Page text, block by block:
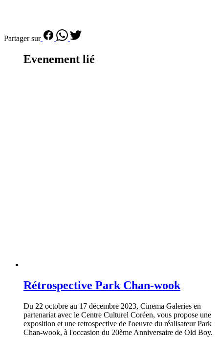
Partager sur
Evenement lié
Rétrospective Park Chan-wook
Du 22 octobre au 17 décembre 2023, Cinema Galeries en
partenariat avec le Centre Culturel Coréen, vous propose une
exposition et une retrospective de l'oeuvre du réalisateur Park
Chan-wook, à l'occasion du 20ème Anniversaire de Old Boy.